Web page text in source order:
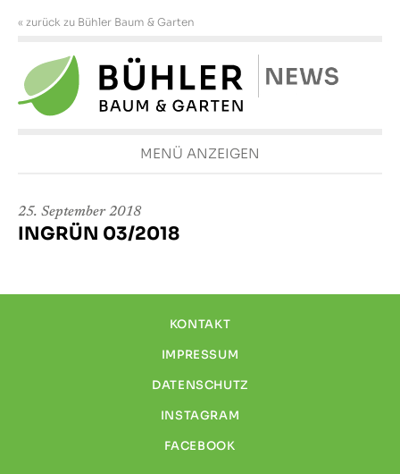
« zurück zu Bühler Baum & Garten
MENÜ ANZEIGEN
25. September 2018
INGRÜN 03/2018
KONTAKT
IMPRESSUM
DATENSCHUTZ
INSTAGRAM
FACEBOOK